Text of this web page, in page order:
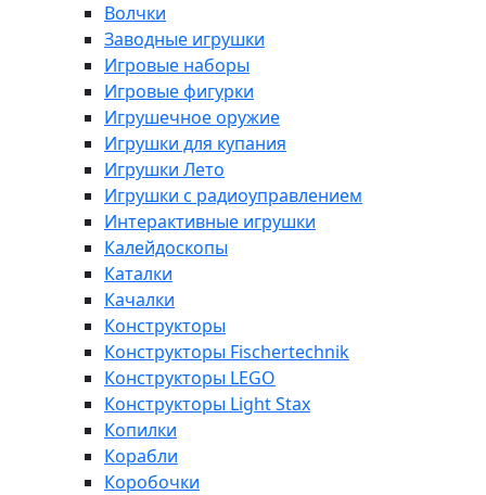
Волчки
Заводные игрушки
Игровые наборы
Игровые фигурки
Игрушечное оружие
Игрушки для купания
Игрушки Лето
Игрушки с радиоуправлением
Интерактивные игрушки
Калейдоскопы
Каталки
Качалки
Конструкторы
Конструкторы Fisсhertechnik
Конструкторы LEGO
Конструкторы Light Stax
Копилки
Корабли
Коробочки